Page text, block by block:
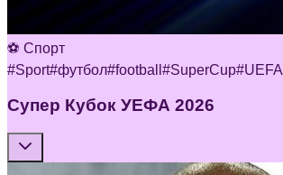
⚽ Спорт
#Sport#футбол#football #SuperCup#UEFA
Супер Кубок УЕФА 2026